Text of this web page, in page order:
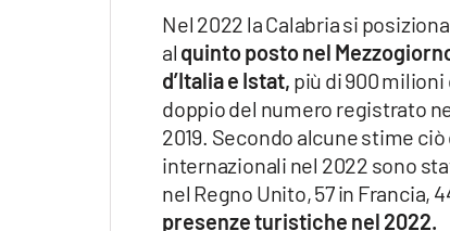
Nel 2022 la Calabria si
al quinto posto nel
d’Italia e Istat, più di 900
doppio del numero registrato
2019. Secondo alcune stime
internazionali nel 2022 sono
nel Regno Unito, 57 in Francia,
presenze turistiche nel 2022.